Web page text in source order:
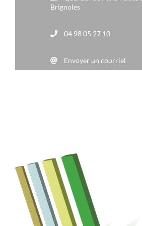
Brignoles
04 98 05 27 10
Envoyer un courriel